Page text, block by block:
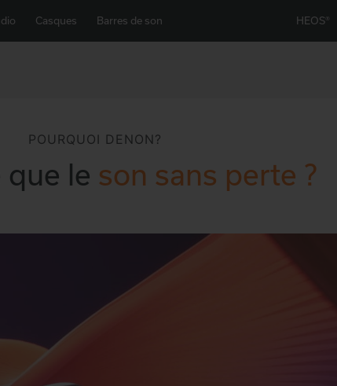
Casques Barres de son HEOS®
POURQUOI DENON?
que le son sans perte ?